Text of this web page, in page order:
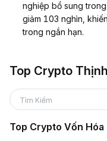
nghiệp bổ sung
giảm 103 nghìn,
trong ngắn hạn.
Top Crypto
Tìm Kiếm
Top Crypto Vốn Hóa